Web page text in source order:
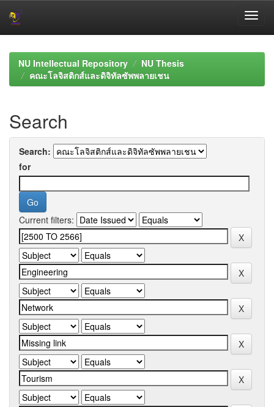
navigationNU Intellectual Repository
NU Thesis
คณะโลจิสติกส์และดิจิทัลซัพพลายเชน
Search
Search:
for
Current filters: